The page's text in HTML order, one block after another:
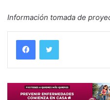
Información tomada de